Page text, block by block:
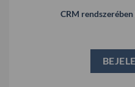
CRM rendszerében